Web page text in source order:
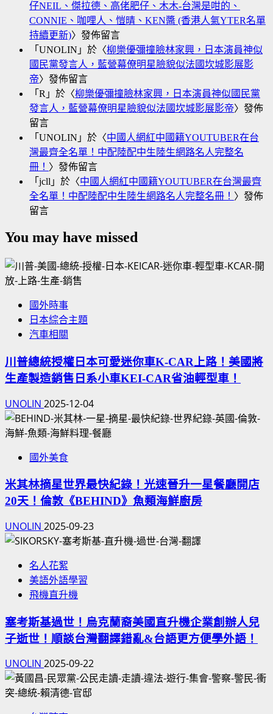
仔NEIL、傑拉德、高佬肥仔、木木-台灣是咁的、
CONNIE、咖哩人、愷晴、KEN醬 (香港人氣YTER名單
持續更新)〉發佈留言
「 UNOLIN 」於〈柳樂優彌撞臉林家興，日本演員神似
國民黨發言人，藍營幕僚明星臉貌似法國坎城影展影
帝〉發佈留言
「 R 」於〈柳樂優彌撞臉林家興，日本演員神似國民黨
發言人，藍營幕僚明星臉貌似法國坎城影展影帝〉發佈
留言
「 UNOLIN 」於〈中國人網紅中國籍YOUTUBER在台
灣最齊全名單！中配陸配中生陸生網路名人完整名
冊！ 〉發佈留言
「 jcll 」於〈中國人網紅中國籍YOUTUBER在台灣最齊
全名單！中配陸配中生陸生網路名人完整名冊！ 〉發佈
留言
You may have missed
國外時事
日本綜合主題
汽車相關
川普總統授權日本可愛迷你車K-CAR上路！美國將
生產製造銷售日系小車KEI-CAR省油輕型車！
UNOLIN 2025-12-04
國外美食
米其林摘星世界最快紀錄！光速晉升一星餐廳開店
20天！倫敦《BEHIND》魚類海鮮廚房
UNOLIN 2025-09-23
名人花絮
美語外語學習
飛機直升機
塞考斯基過世！烏克蘭裔美國直升機企業創辦人兒
子逝世！順談台灣翻譯錯亂&台語更方便學外語！
UNOLIN 2025-09-22